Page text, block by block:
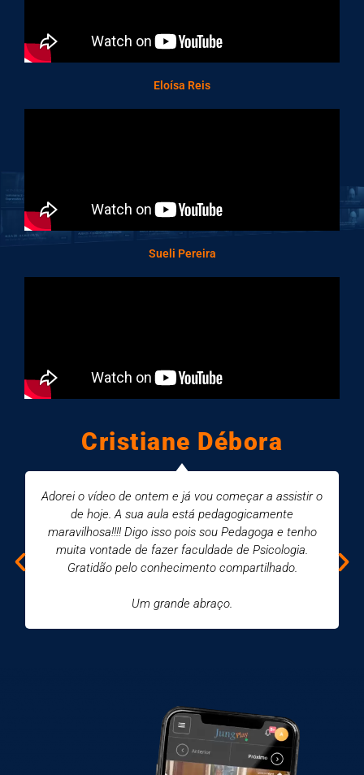
Eloísa Reis
Sueli Pereira
Adorei o vídeo de ontem e já vou começar a assistir o
de hoje. A sua aula está pedagogicamente
maravilhosa!!!! Digo isso pois sou Pedagoga e tenho
muita vontade de fazer faculdade de Psicologia.
Gratidão pelo conhecimento compartilhado.
Um grande abraço.
Cristiane Débora